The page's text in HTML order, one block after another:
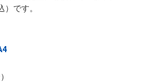
です。